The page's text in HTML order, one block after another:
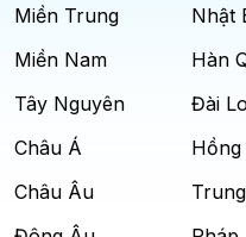
Miền Trung
Miền Nam
Tây Nguyên
Châu Á
Châu Âu
Nhật
Hàn
Đài
Hồng